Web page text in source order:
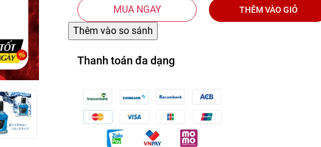
MUA NGAY THÊM VÀO GIỎ
Thanh toán đa dạng